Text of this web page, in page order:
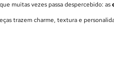
muitas vezes passa despercebido: as
trazem charme, textura e